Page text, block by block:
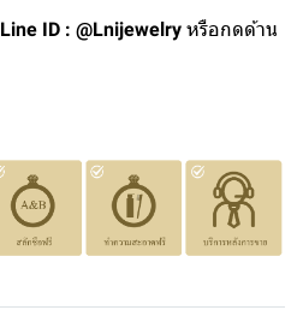
Line ID : @Lnijewelry หรือกดด้าน